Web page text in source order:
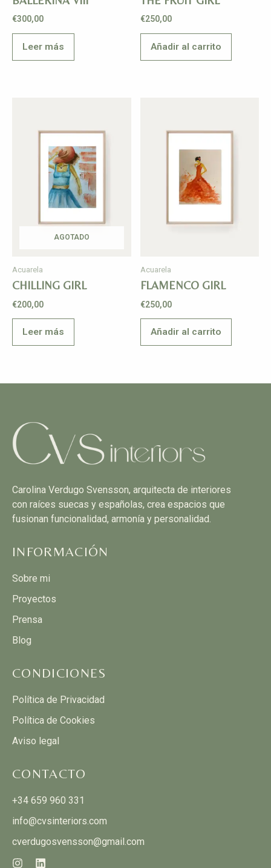
€300,00
Leer más
€250,00
Añadir al carrito
AGOTADO
Acuarela
CHILLING GIRL
€200,00
Leer más
Acuarela
FLAMENCO GIRL
€250,00
Añadir al carrito
Carolina Verdugo Svensson, arquitecta de interiores
con raíces suecas y españolas, crea espacios que
fusionan funcionalidad, armonía y personalidad.
INFORMACIÓN
Sobre mi
Proyectos
Prensa
Blog
CONDICIONES
Política de Privacidad
Política de Cookies
Aviso legal
CONTACTO
+34 659 960 331
info@cvsinteriors.com
cverdugosvensson@gmail.com